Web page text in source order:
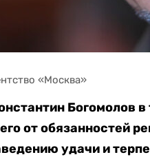
«Москва»
Богомолов
от обязанностей
удачи и